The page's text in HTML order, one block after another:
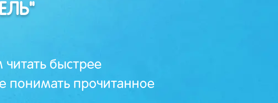
читать быстрее
понимать прочитанное